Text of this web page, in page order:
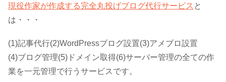
現役作家が作成する完全丸投げブログ代行サービス と
は・・・
(1)記事代行(2)WordPressブログ設置(3)アメブロ設置
(4)ブログ管理(5)ドメイン取得(6)サーバー管理の全ての作
業を一元管理で行うサービスです。